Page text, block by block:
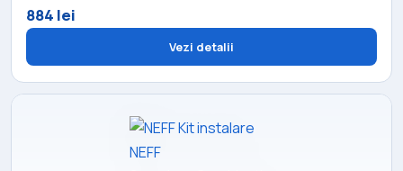
884 lei
Vezi detalii